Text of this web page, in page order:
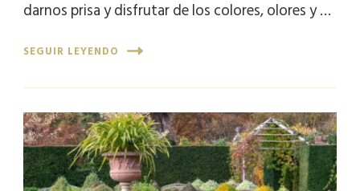
darnos prisa y disfrutar de los colores, olores y …
SEGUIR LEYENDO